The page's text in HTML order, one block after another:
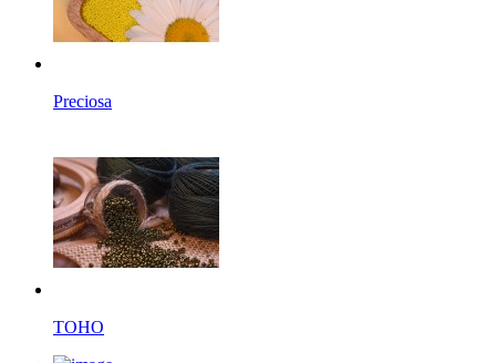
Preciosa
TOHO